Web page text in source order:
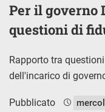
Per il governo
questioni di
Rapporto tra
dell'incarico di
Pubblicato